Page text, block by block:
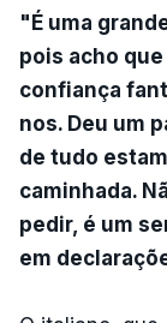
"É uma
pois acho
confiança
nos. Deu um
de tudo
caminhada.
pedir, é um
em